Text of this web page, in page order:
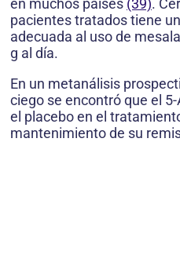
en muchos países (39).
pacientes tratados tiene
adecuada al uso de
g al día.
En un metanálisis
ciego se encontró que el
el placebo en el
mantenimiento de su